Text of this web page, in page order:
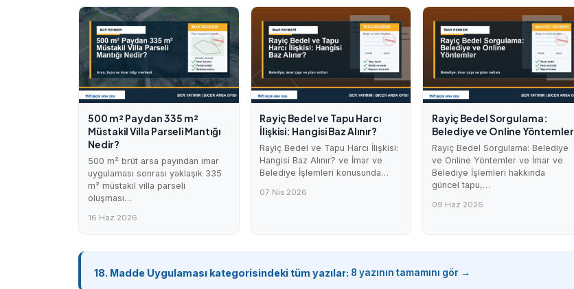
500 m² Paydan 335 m²
Müstakil Villa Parseli Mantığı
Nedir?
500 m² brüt arsa payından imar
uygulaması sonrası yaklaşık 335
m² müstakil villa parseli
oluşması…
16 Haz 2026
Rayiç Bedel ve Tapu Harcı
İlişkisi: Hangisi Baz Alınır?
Rayiç Bedel ve Tapu Harcı İlişkisi:
Hangisi Baz Alınır? ve İmar ve
Belediye İşlemleri konusunda…
07 Nis 2026
Rayiç Bedel Sorgulama:
Belediye ve Online Yöntemler
Rayiç Bedel Sorgulama: Belediye
ve Online Yöntemler ve İmar ve
Belediye İşlemleri hakkında
güncel tapu,…
09 Haz 2026
18. Madde Uygulaması kategorisindeki tüm yazılar: 8 yazının tamamını gör →